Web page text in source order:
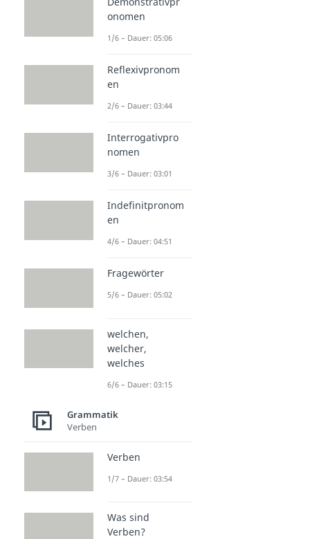
onomen
1/6 – Dauer: 05:06
Reflexivpronom
en
2/6 – Dauer: 03:44
Interrogativpro
nomen
3/6 – Dauer: 03:01
Indefinitpronom
en
4/6 – Dauer: 04:51
Fragewörter
5/6 – Dauer: 05:02
welchen,
welcher,
welches
6/6 – Dauer: 03:15
Grammatik
Verben
Verben
1/7 – Dauer: 03:54
Was sind
Verben?